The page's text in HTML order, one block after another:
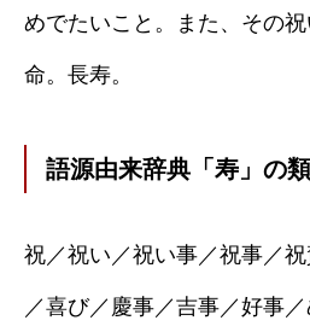
めでたいこと。また、その
命。長寿。
語源由来辞典「寿」の
祝／祝い／祝い事／祝事／
／喜び／慶事／吉事／好事